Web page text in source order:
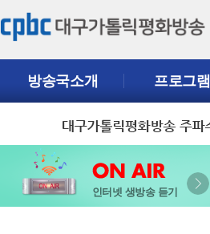
방송국소개 프로그램
인터넷 생방송 듣기